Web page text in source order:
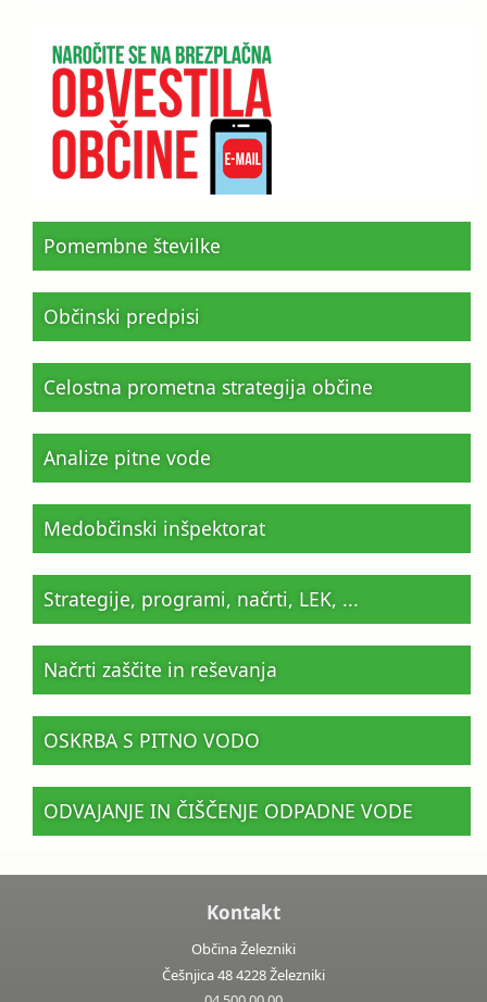
Pomembne številke
Občinski predpisi
Celostna prometna strategija občine
Analize pitne vode
Medobčinski inšpektorat
Strategije, programi, načrti, LEK, ...
Načrti zaščite in reševanja
OSKRBA S PITNO VODO
ODVAJANJE IN ČIŠČENJE ODPADNE VODE
Kontakt
Občina Železniki
Češnjica 48 4228 Železniki